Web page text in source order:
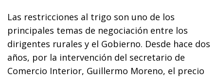
Las restricciones al trigo son uno de los
principales temas de negociación entre los
dirigentes rurales y el Gobierno. Desde hace dos
años, por la intervención del secretario de
Comercio Interior, Guillermo Moreno, el precio